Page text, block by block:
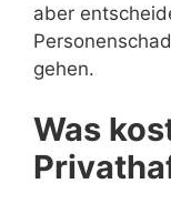
aber
gehen.
Was